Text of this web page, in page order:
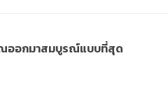
ณออกมาสมบูรณ์แบบที่สุด